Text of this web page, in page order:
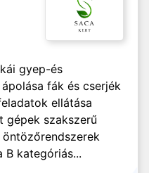
gyep-és
fák és cserjék
ellátása
gépek szakszerű
B kategóriás...